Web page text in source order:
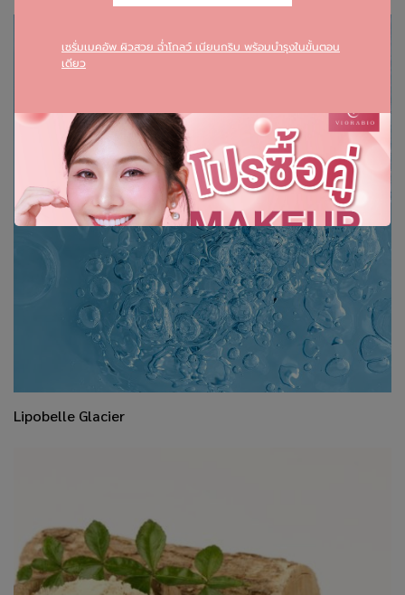
Lipobelle Glacier
เซรั่มเมคอัพ ผิวสวย ฉ่ำโกลว์ เนียนกริบ พร้อมบำรุงในขั้นตอน
เดียว